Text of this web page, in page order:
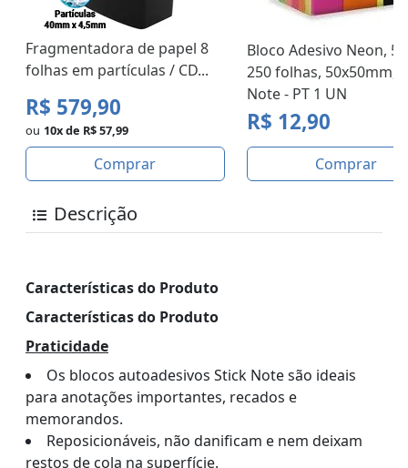
Fragmentadora de papel 8
folhas em partículas / CD...
R$ 579,90
ou 10x de R$ 57,99
Comprar
Bloco Adesivo Neon, 5
250 folhas, 50x50mm,
Note - PT 1 UN
R$ 12,90
Comprar
Descrição
Características do Produto
Características do Produto
Praticidade
Os blocos autoadesivos Stick Note são ideais
para anotações importantes, recados e
memorandos.
Reposicionáveis, não danificam e nem deixam
restos de cola na superfície.